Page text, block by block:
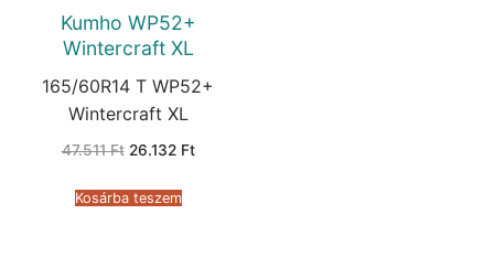
Kumho WP52+
Wintercraft XL
165/60R14 T WP52+
Wintercraft XL
47.511Ft Original
47.511 Ft.
26.132 FtCurrent
Kosárba teszem